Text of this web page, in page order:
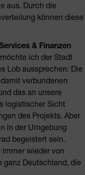
aus. Durch die
können diese
& Finanzen
ich der Stadt
Lob aussprechen: Die
verbundenen
das an unsere
logistischer Sicht
des Projekts. Aber
in der Umgebung
begeistert sein.
wieder von
ganz Deutschland, die